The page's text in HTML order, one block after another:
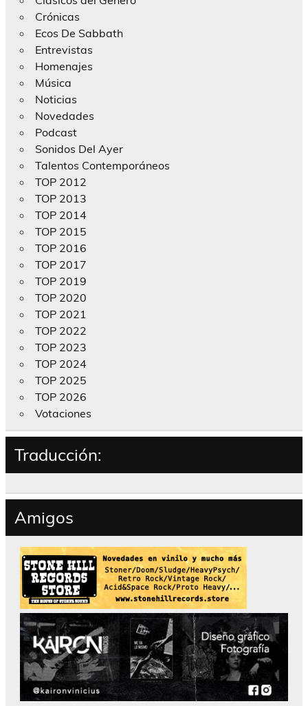
Crónicas
Ecos De Sabbath
Entrevistas
Homenajes
Música
Noticias
Novedades
Podcast
Sonidos Del Ayer
Talentos Contemporáneos
TOP 2012
TOP 2013
TOP 2014
TOP 2015
TOP 2016
TOP 2017
TOP 2019
TOP 2020
TOP 2021
TOP 2022
TOP 2023
TOP 2024
TOP 2025
TOP 2026
Votaciones
Traducción:
Amigos